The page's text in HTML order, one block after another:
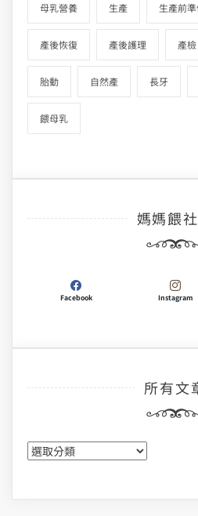
母乳營養 生產 生產前
產後恢復 產後護理 產檢
胎動 自然產 長牙
餵母乳
媽媽餵
Facebook Instagram
所有文
所
有
章